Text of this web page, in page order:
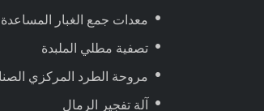
معدات جمع الغبار المساعدة
تصفية مطلي الملبدة
مروحة الطرد المركزي
آلة تفجير الرمال